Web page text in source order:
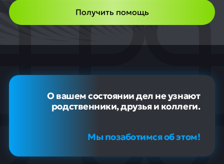
Получить помощь
О вашем состоянии дел не узнают
родственники, друзья и коллеги.
Мы позаботимся об этом!